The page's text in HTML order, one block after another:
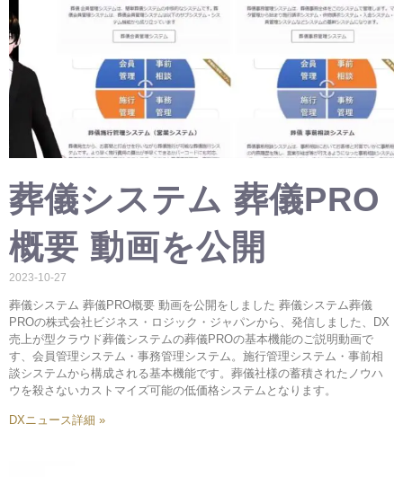
葬儀システム 葬儀PRO
概要 動画を公開
2023-10-27
葬儀システム 葬儀PRO概要 動画を公開をしました 葬儀システム葬儀
PROの株式会社ビジネス・ロジック・ジャパンから、発信しました、DX
売上が型クラウド葬儀システムの葬儀PROの基本機能のご説明動画で
す、会員管理システム・事務管理システム。施行管理システム・事前相
談システムから構成される基本機能です。葬儀社様の蓄積されたノウハ
ウを殺さないカストマイズ可能の低価格システムとなります。
DXニュース詳細 »